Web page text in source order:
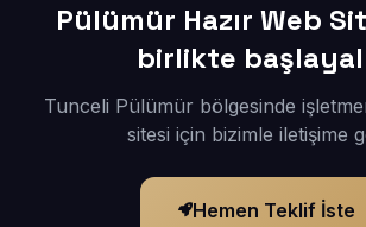
Pülümür Hazır Web
birlikte
Tunceli Pülümür bölgesinde
sitesi için bizimle iletişime
Hemen Teklif İste